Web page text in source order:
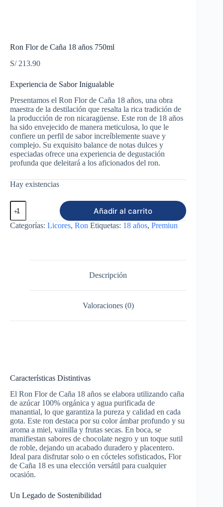
Ron Flor de Caña 18 años 750ml
S/213.90
Experiencia de Sabor Inigualable
Presentamos el Ron Flor de Caña 18 años, una obra
maestra de la destilación que resalta la rica tradición de
la producción de ron nicaragüense. Este ron de 18 años
ha sido envejecido de manera meticulosa, lo que le
confiere un perfil de sabor increíblemente suave y
complejo. Su exquisito balance de notas dulces y
especiadas ofrece una experiencia de degustación
profunda que deleitará a los aficionados del ron.
Hay existencias
Ron
Flor
de
Caña
Añadir al carrito
Categorías: Licores, Ron Etiquetas: 18 años, Premiun
Descripción
Valoraciones (0)
Características Distintivas
El Ron Flor de Caña 18 años se elabora utilizando caña
de azúcar 100% orgánica y agua purificada de
manantial, lo que garantiza la pureza y calidad en cada
gota. Este ron destaca por su color ámbar profundo y su
aroma a miel, vainilla y frutas secas. En boca, se
manifiestan sabores de chocolate negro y un toque sutil
de roble, dejando un acabado duradero y placentero.
Ideal para disfrutar solo o en cócteles sofisticados, Flor
de Caña 18 es una elección versátil para cualquier
ocasión.
Un Legado de Sostenibilidad